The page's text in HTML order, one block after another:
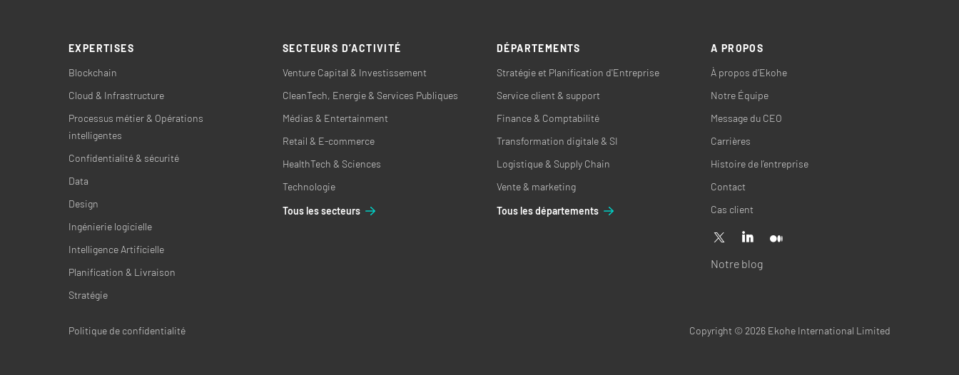
EXPERTISES
Blockchain
Cloud & Infrastructure
Processus métier & Opérations
intelligentes
Confidentialité & sécurité
Data
Design
Ingénierie logicielle
Intelligence Artificielle
Planification & Livraison
Stratégie
SECTEURS D’ACTIVITÉ
Venture Capital & Investissement
CleanTech, Energie & Services Publiques
Médias & Entertainment
Retail & E-commerce
HealthTech & Sciences
Technologie
Tous les secteurs
DÉPARTEMENTS
Stratégie et Planification d'Entreprise
Service client & support
Finance & Comptabilité
Transformation digitale & SI
Logistique & Supply Chain
Vente & marketing
Tous les départements
A PROPOS
À propos d’Ekohe
Notre Équipe
Message du CEO
Carrières
Histoire de l’entreprise
Contact
Cas client
Notre blog
Politique de confidentialité Copyright © 2026 Ekohe International Limited